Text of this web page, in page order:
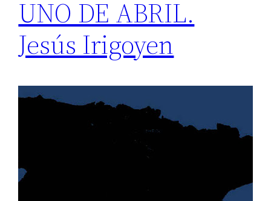
UNO DE ABRIL.
Jesús Irigoyen